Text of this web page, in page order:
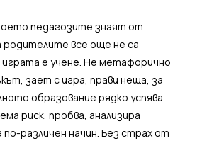
педагозите знаят от
все още не са
играта е учене. Не метафорично
зает с игра, прави неща, за
образование рядко успява
риск, пробва, анализира
по-различен начин. Без страх от